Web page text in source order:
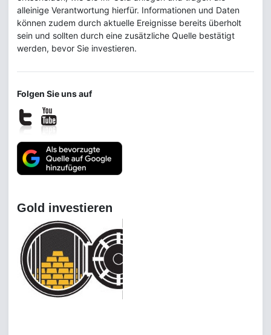
alleinige Verantwortung hierfür. Informationen und Daten
können zudem durch aktuelle Ereignisse bereits überholt
sein und sollten durch eine zusätzliche Quelle bestätigt
werden, bevor Sie investieren.
Folgen Sie uns auf
Gold investieren